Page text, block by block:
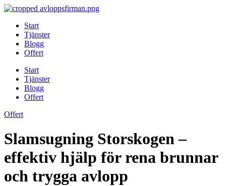
Skip
contentStart
Tjänster
Blogg
Offert
Start
Tjänster
Blogg
Offert
Offert
Slamsugning Storskogen –
effektiv hjälp för rena brunnar
och trygga avlopp